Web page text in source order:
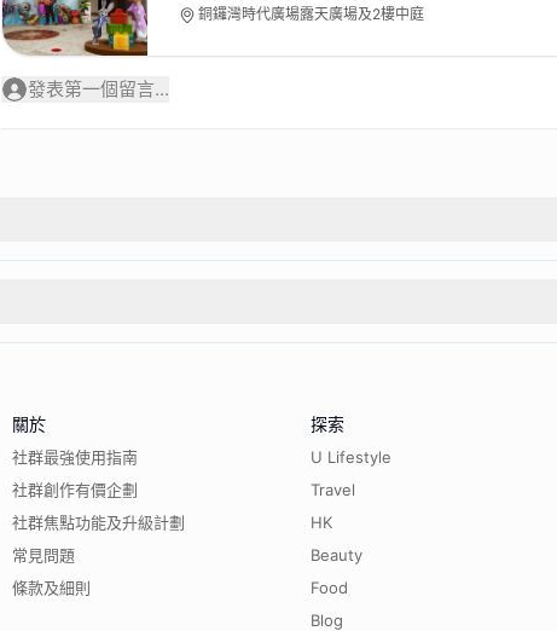
銅鑼灣時代廣場露天廣場及2樓中庭
發表第一個留言...
關於
社群最強使用指南
社群創作有價企劃
社群焦點功能及升級計劃
常見問題
條款及細則
探索
U Lifestyle
Travel
HK
Beauty
Food
Blog